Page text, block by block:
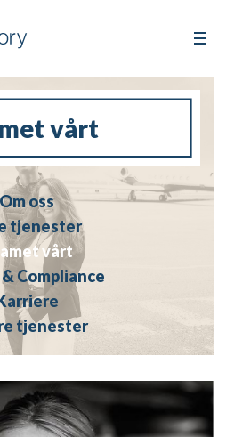
vårt
Om oss
tjenester
vårt
Compliance
tjenester